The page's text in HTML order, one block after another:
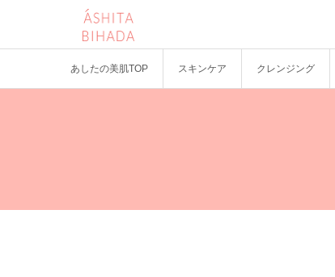
あしたの美肌TOP スキンケア クレンジング